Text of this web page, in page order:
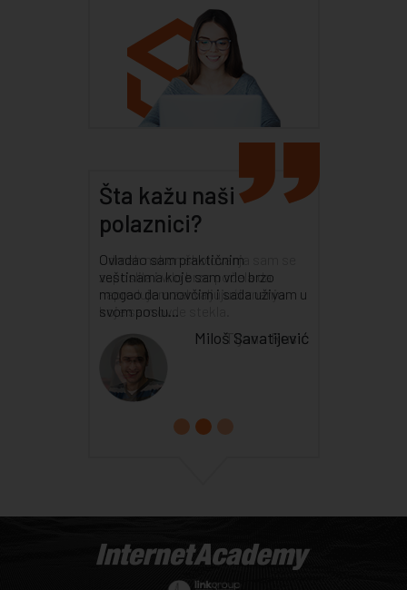
Šta kažu naši
polaznici?
Odmah nakon školovanja sam se
zaposlila i vrlo brzo počela da
napredujem zahvaljujući znanju
koje sam ovde stekla.
Tijana Rusić